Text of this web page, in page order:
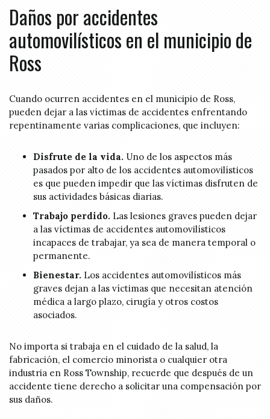
Daños por accidentes
automovilísticos en el municipio de
Ross
Cuando ocurren accidentes en el municipio de Ross,
pueden dejar a las víctimas de accidentes enfrentando
repentinamente varias complicaciones, que incluyen:
Disfrute de la vida. Uno de los aspectos más
pasados por alto de los accidentes automovilísticos
es que pueden impedir que las víctimas disfruten de
sus actividades básicas diarias.
Trabajo perdido. Las lesiones graves pueden dejar
a las víctimas de accidentes automovilísticos
incapaces de trabajar, ya sea de manera temporal o
permanente.
Bienestar. Los accidentes automovilísticos más
graves dejan a las víctimas que necesitan atención
médica a largo plazo, cirugía y otros costos
asociados.
No importa si trabaja en el cuidado de la salud, la
fabricación, el comercio minorista o cualquier otra
industria en Ross Township, recuerde que después de un
accidente tiene derecho a solicitar una compensación por
sus daños.